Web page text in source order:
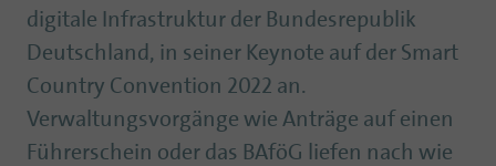
digitale Infrastruktur der Bundesrepublik
Deutschland, in seiner Keynote auf der Smart
Country Convention 2022 an.
Verwaltungsvorgänge wie Anträge auf einen
Führerschein oder das BAföG liefen nach wie